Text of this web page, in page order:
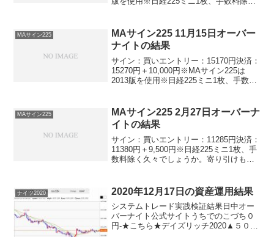
MAサイン225
MAサイン225 11月15日オーバー
ナイトの結果
サイン：買いエントリー：15170円決済：
15270円＋10,000円※MAサイン225は
2013版を使用※日経225ミニ1枚、手数料
MAサイン225
MAサイン225 2月27日オーバーナ
イトの結果
サイン：買いエントリー：11285円決済：
11380円＋9,500円※日経225ミニ1枚、手
数料除く久々でしょうか。寄り引けもオ
円稼げました。あー、よかった♪
ナイツ2020 2020年12月17日の資産運用結果
システムトレード実践検証結果日中オー
バーナイト公式サイトうちでのこづち０
円-★こちら★デイズリッチ2020▲５０